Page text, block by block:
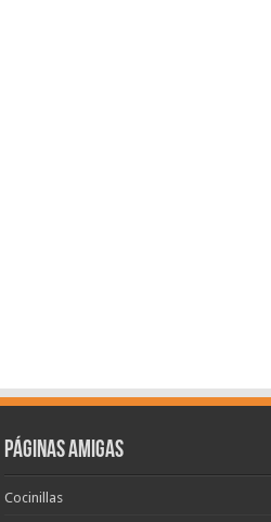
Páginas amigas
Cocinillas